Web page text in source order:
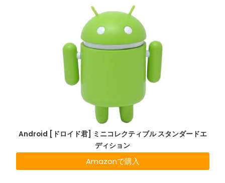
Android [ドロイド君] ミニコレクティブル スタンダードエ
ディション
Amazonで購入